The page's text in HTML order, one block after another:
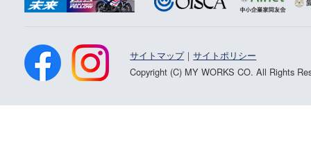
サイトマップ｜サイトポリシー
Copyright (C) MY WORKS CO. All Rights